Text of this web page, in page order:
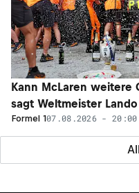
Kann McLaren weitere
sagt Weltmeister
Formel 107.08.2026 - 20:00